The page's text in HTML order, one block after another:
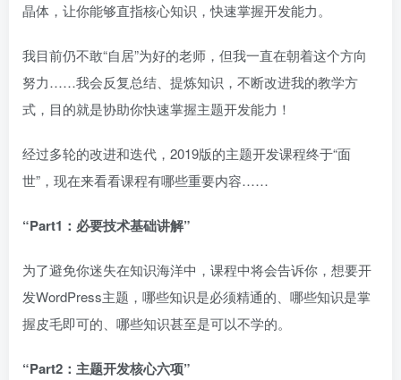
晶体，让你能够直指核心知识，快速掌握开发能力。
我目前仍不敢“自居”为好的老师，但我一直在朝着这个方向
努力……我会反复总结、提炼知识，不断改进我的教学方
式，目的就是协助你快速掌握主题开发能力！
经过多轮的改进和迭代，2019版的主题开发课程终于“面
世”，现在来看看课程有哪些重要内容……
“Part1：必要技术基础讲解”
为了避免你迷失在知识海洋中，课程中将会告诉你，想要开
发WordPress主题，哪些知识是必须精通的、哪些知识是掌
握皮毛即可的、哪些知识甚至是可以不学的。
“Part2：主题开发核心六项”